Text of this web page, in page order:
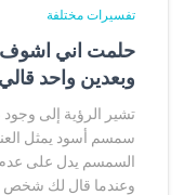
تفسيرات مختلفة
حلمت اني
وبعدين واحد
تشير الرؤية إلى
سمسم أسود يمثل
السمسم يدل على عدم
وعندما قال لك شخص